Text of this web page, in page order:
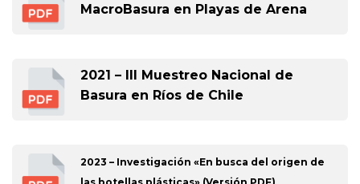
MacroBasura en Playas de Arena
2021 – III Muestreo Nacional de
Basura en Ríos de Chile
2023 – Investigación «En busca del origen de